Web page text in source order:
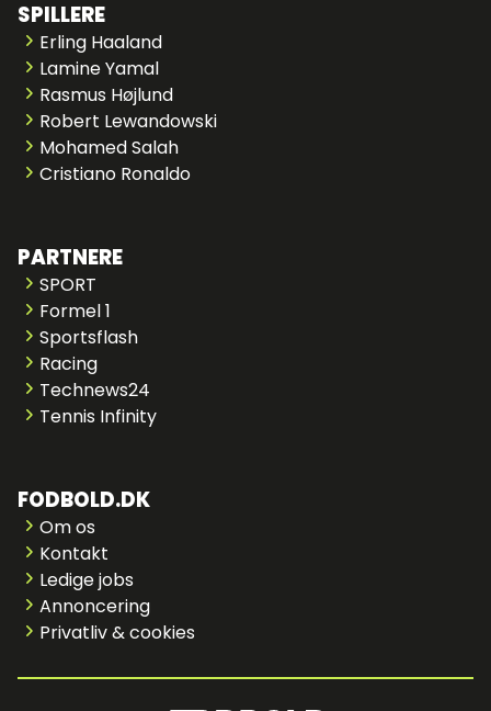
SPILLERE
Erling Haaland
Lamine Yamal
Rasmus Højlund
Robert Lewandowski
Mohamed Salah
Cristiano Ronaldo
PARTNERE
SPORT
Formel 1
Sportsflash
Racing
Technews24
Tennis Infinity
FODBOLD.DK
Om os
Kontakt
Ledige jobs
Annoncering
Privatliv & cookies